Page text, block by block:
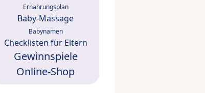
Ernährungsplan
Baby-Massage
Babynamen
Checklisten für Eltern
Gewinnspiele
Online-Shop